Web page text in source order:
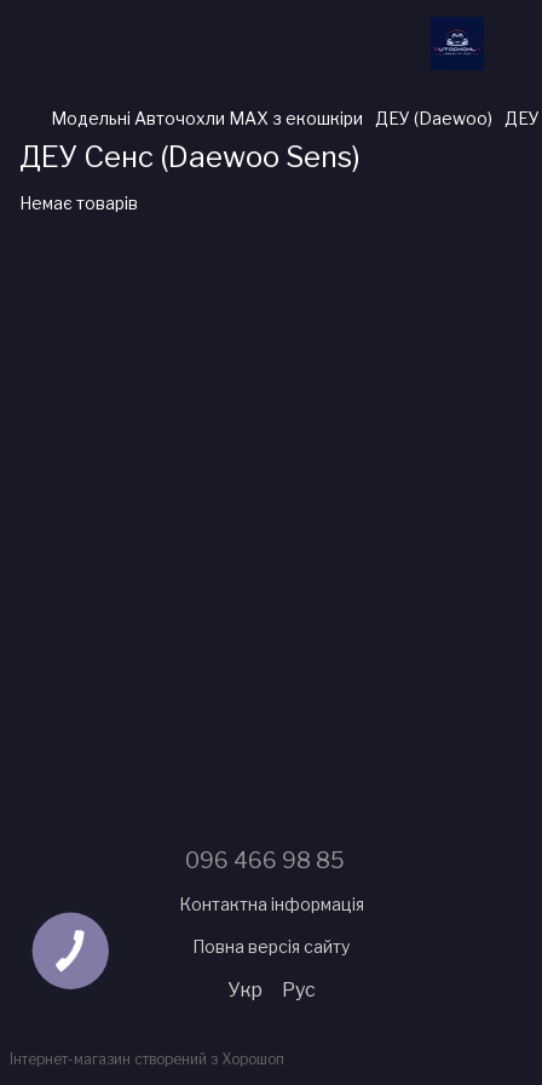
Модельні Авточохли MAX з екошкіри ДЕУ (Daewoo) ДЕУ
ДЕУ Сенс (Daewoo Sens)
Немає товарів
096 466 98 85
Контактна інформація
Повна версія сайту
Укр Рус
Інтернет-магазин створений з Хорошоп